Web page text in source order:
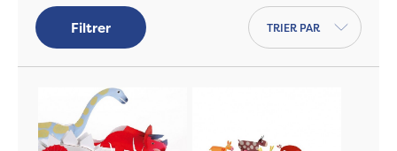
Filtrer
Trier par